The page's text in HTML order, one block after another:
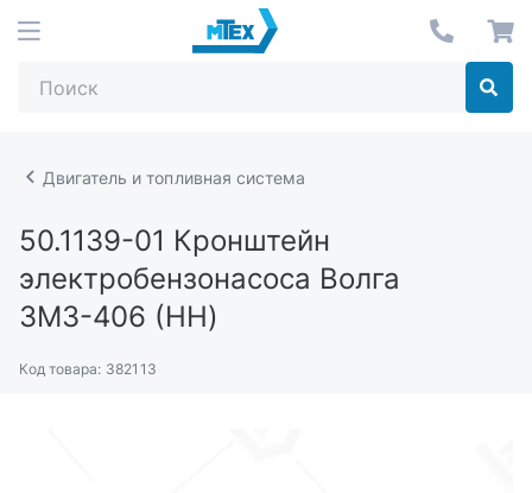
Двигатель и топливная система
50.1139-01 Кронштейн
электробензонасоса Волга
ЗМЗ-406 (НН)
Код товара: 382113